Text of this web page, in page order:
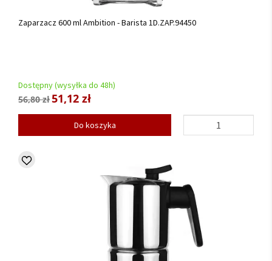
Zaparzacz 600 ml Ambition - Barista 1D.ZAP.94450
Dostępny (wysyłka do 48h)
56,80 zł51,12 zł
Do koszyka